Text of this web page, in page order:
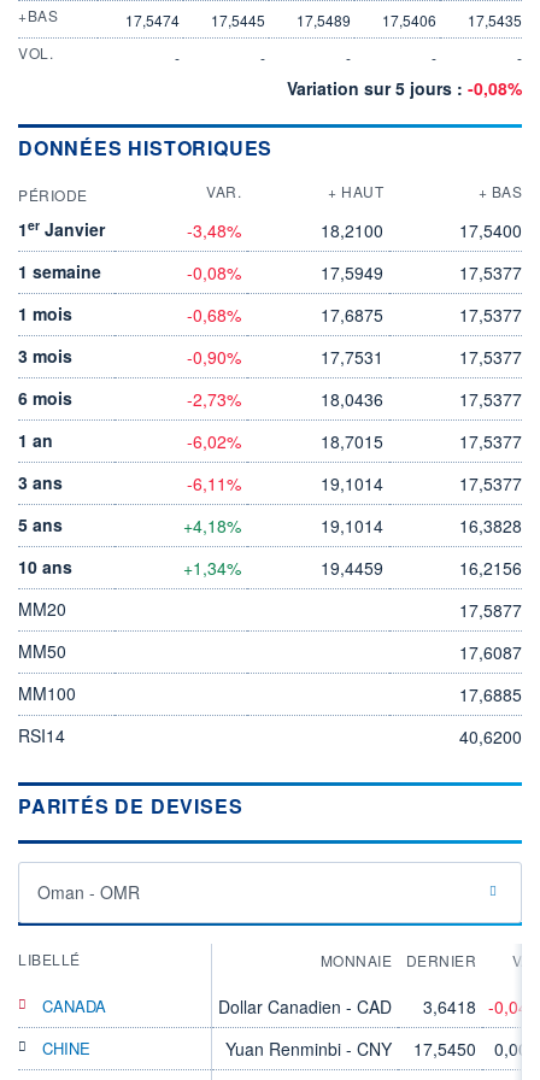
+BAS 17,5474 17,5445 17,5489 17,5406
17,5435
VOL.
- - - - -
Variation sur 5 jours : -0,08%
DONNÉES HISTORIQUES
PÉRIODE VAR. + HAUT + BAS
1er Janvier -3,48% 18,2100
17,5400
1 semaine
-0,08% 17,5949
17,5377
1 mois
-0,68% 17,6875
17,5377
3 mois
-0,90% 17,7531
17,5377
6 mois
-2,73% 18,0436
17,5377
1 an
-6,02% 18,7015
17,5377
3 ans
-6,11% 19,1014
17,5377
5 ans
+4,18% 19,1014
16,3828
10 ans
+1,34% 19,4459
16,2156
MM20
17,5877
MM50
17,6087
MM100
17,6885
RSI14
40,6200
PARITÉS DE DEVISES
Oman - OMR
LIBELLÉ MONNAIE DERNIER
CANADA Dollar Canadien - CAD 3,6418 -
CHINE Yuan Renminbi - CNY 17,5450